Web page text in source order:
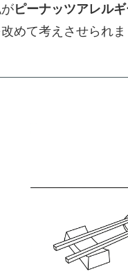
ピーナッツアレル
めて考えさせられま